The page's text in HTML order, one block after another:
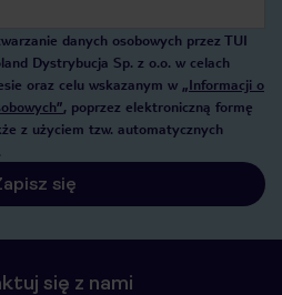
danych osobowych przez TUI
Dystrybucja Sp. z o.o. w celach
oraz celu wskazanym w „Informacji o
, poprzez elektroniczną formę
z użyciem tzw. automatycznych
się
się z nami